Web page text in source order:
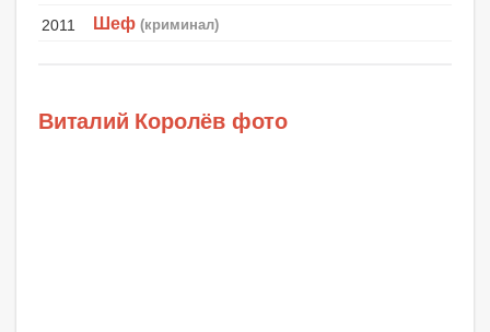
2011 Шеф (криминал)
Виталий Королёв фото